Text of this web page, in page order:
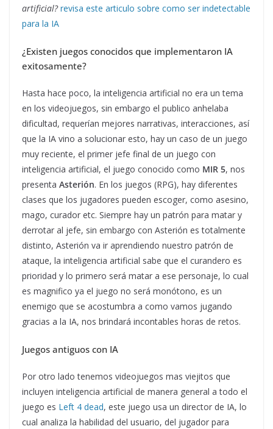
artificial? revisa este articulo sobre como ser indetectable
para la IA
¿Existen juegos conocidos que implementaron IA
exitosamente?
Hasta hace poco, la inteligencia artificial no era un tema
en los videojuegos, sin embargo el publico anhelaba
dificultad, requerían mejores narrativas, interacciones, así
que la IA vino a solucionar esto, hay un caso de un juego
muy reciente, el primer jefe final de un juego con
inteligencia artificial, el juego conocido como MIR 5, nos
presenta Asterión. En los juegos (RPG), hay diferentes
clases que los jugadores pueden escoger, como asesino,
mago, curador etc. Siempre hay un patrón para matar y
derrotar al jefe, sin embargo con Asterión es totalmente
distinto, Asterión va ir aprendiendo nuestro patrón de
ataque, la inteligencia artificial sabe que el curandero es
prioridad y lo primero será matar a ese personaje, lo cual
es magnifico ya el juego no será monótono, es un
enemigo que se acostumbra a como vamos jugando
gracias a la IA, nos brindará incontables horas de retos.
Juegos antiguos con IA
Por otro lado tenemos videojuegos mas viejitos que
incluyen inteligencia artificial de manera general a todo el
juego es Left 4 dead, este juego usa un director de IA, lo
cual analiza la habilidad del usuario, del jugador para